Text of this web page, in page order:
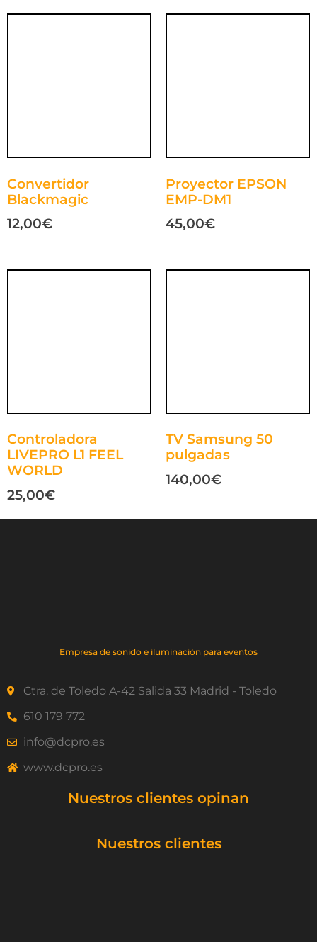
Convertidor
Blackmagic
12,00€
Proyector EPSON
EMP-DM1
45,00€
Controladora
LIVEPRO L1 FEEL
WORLD
25,00€
TV Samsung 50
pulgadas
140,00€
Empresa de sonido e iluminación para eventos
Ctra. de Toledo A-42 Salida 33 Madrid - Toledo
610 179 772
info@dcpro.es
www.dcpro.es
Nuestros clientes opinan
Nuestros clientes